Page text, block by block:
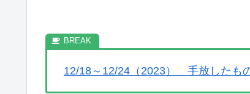
12/18～12/24（2023） 手放したも